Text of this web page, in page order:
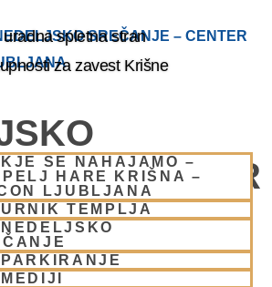
uradna spletna stran
za zavest Krišne
KJE SE NAHAJAMO –
HARE KRIŠNA –
LJUBLJANA
URNIK TEMPLJA
NEDELJSKO
PARKIRANJE
MEDIJI
SREČANJE – CENTER
– CENTER